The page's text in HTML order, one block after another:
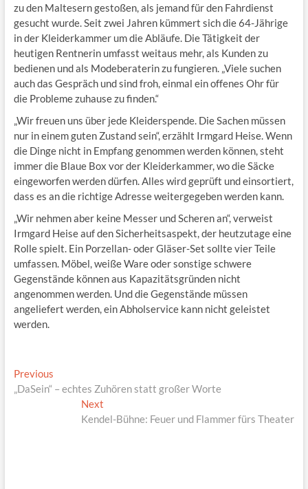
zu den Maltesern gestoßen, als jemand für den Fahrdienst
gesucht wurde. Seit zwei Jahren kümmert sich die 64-Jährige
in der Kleiderkammer um die Abläufe. Die Tätigkeit der
heutigen Rentnerin umfasst weitaus mehr, als Kunden zu
bedienen und als Modeberaterin zu fungieren. „Viele suchen
auch das Gespräch und sind froh, einmal ein offenes Ohr für
die Probleme zuhause zu finden.“
„Wir freuen uns über jede Kleiderspende. Die Sachen müssen
nur in einem guten Zustand sein“, erzählt Irmgard Heise. Wenn
die Dinge nicht in Empfang genommen werden können, steht
immer die Blaue Box vor der Kleiderkammer, wo die Säcke
eingeworfen werden dürfen. Alles wird geprüft und einsortiert,
dass es an die richtige Adresse weitergegeben werden kann.
„Wir nehmen aber keine Messer und Scheren an“, verweist
Irmgard Heise auf den Sicherheitsaspekt, der heutzutage eine
Rolle spielt. Ein Porzellan- oder Gläser-Set sollte vier Teile
umfassen. Möbel, weiße Ware oder sonstige schwere
Gegenstände können aus Kapazitätsgründen nicht
angenommen werden. Und die Gegenstände müssen
angeliefert werden, ein Abholservice kann nicht geleistet
werden.
Beitragsnavigation
PreviousPrevious
post:
„DaSein“ – echtes Zuhören statt großer Worte
Next
post:
Kendel-Bühne: Feuer und Flammer fürs Theater